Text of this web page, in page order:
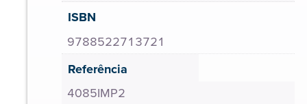
ISBN
9788522713721
Referência
4085IMP2